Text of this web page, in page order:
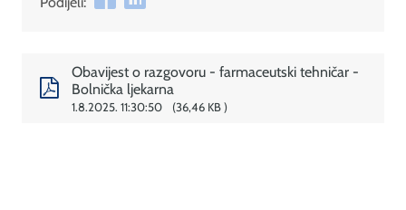
Obavijest o razgovoru - farmaceutski tehničar -
Bolnička ljekarna
1.8.2025. 11:30:50 36,46 KB